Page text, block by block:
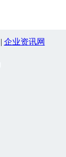
| 企业资讯网